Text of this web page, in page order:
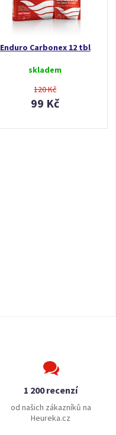
Enduro Carbonex 12 tbl
skladem
120 Kč
99 Kč
1 200 recenzí
od našich zákazníků na
Heureka.cz